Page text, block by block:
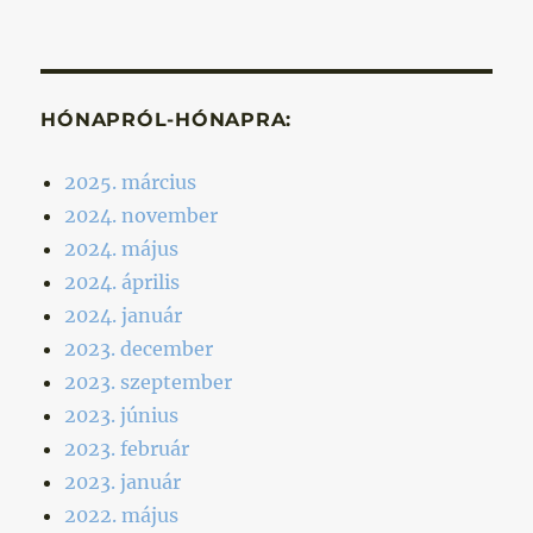
HÓNAPRÓL-HÓNAPRA:
2025. március
2024. november
2024. május
2024. április
2024. január
2023. december
2023. szeptember
2023. június
2023. február
2023. január
2022. május